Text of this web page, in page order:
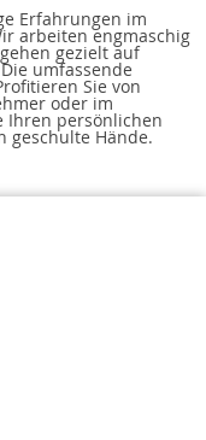
Erfahrungen im
arbeiten engmaschig
gezielt auf
umfassende
Sie von
oder im
Ihren persönlichen
geschulte Hände.